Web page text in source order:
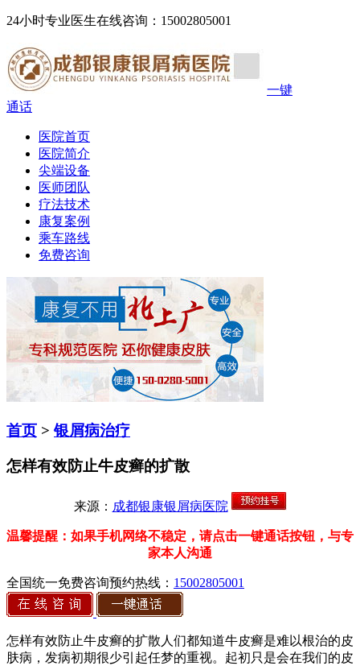
24小时专业医生在线咨询：15002805001
一键
通话
医院首页
医院简介
尖端设备
医师团队
疗法技术
康复案例
乘车路线
免费咨询
首页 >银屑病治疗
怎样有效防止牛皮癣的扩散
来源： 成都银康银屑病医院
温馨提醒：如果手机网络不稳定，请点击一键通话按钮，与专
家本人沟通
全国统一免费咨询预约热线： 15002805001
怎样有效防止牛皮癣的扩散人们都知道牛皮癣是难以根治的皮
肤病，发病初期很少引起任梦的重视。起初只是会在我们的皮